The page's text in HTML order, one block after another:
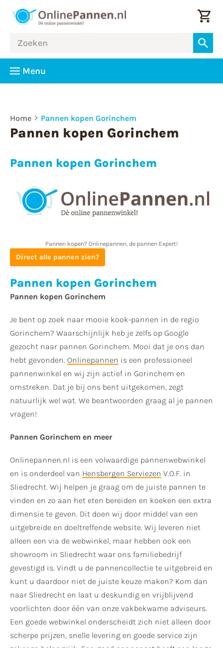
Menu
Home Pannen kopen Gorinchem
Pannen kopen Gorinchem
Pannen kopen Gorinchem
Pannen kopen? Onlinepannen, de pannen Expert!
Direct alle pannen zien?
Pannen kopen Gorinchem
Pannen kopen Gorinchem
Je bent op zoek naar mooie kook-pannen in de regio
Gorinchem? Waarschijnlijk heb je zelfs op Google
gezocht naar pannen Gorinchem. Mooi dat je ons dan
hebt gevonden. Onlinepannen is een professioneel
pannenwinkel en wij zijn actief in Gorinchem en
omstreken. Dat je bij ons bent uitgekomen, zegt
natuurlijk wel wat. We beantwoorden graag al je pannen
vragen!
Pannen Gorinchem en meer
Onlinepannen.nl is een volwaardige pannenwebwinkel
en is onderdeel van Hensbergen Serviezen V.O.F. in
Sliedrecht. Wij helpen je graag om de juiste pannen te
vinden en zo aan het eten bereiden en koeken een extra
dimensie te geven. Dit doen wij door middel van een
uitgebreide en doeltreffende website. Wij leveren niet
alleen een via de webwinkel, maar hebben ook een
showroom in Sliedrecht waar ons familiebedrijf
gevestigd is. Vindt u de pannencollectie te uitgebreid en
kunt u daardoor niet de juiste keuze maken? Kom dan
naar Sliedrecht en laat u deskundig en vrijblijvend
voorlichten door één van onze vakbekwame adviseurs.
Een goede webwinkel onderscheidt zich niet alleen door
scherpe prijzen, snelle levering en goede service zijn